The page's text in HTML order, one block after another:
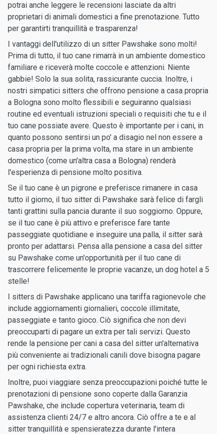
potrai anche leggere le recensioni lasciate da altri
proprietari di animali domestici a fine prenotazione. Tutto
per garantirti tranquillità e trasparenza!
I vantaggi dell'utilizzo di un sitter Pawshake sono molti!
Prima di tutto, il tuo cane rimarrà in un ambiente domestico
familiare e riceverà molte coccole e attenzioni. Niente
gabbie! Solo la sua solita, rassicurante cuccia. Inoltre, i
nostri simpatici sitters che offrono pensione a casa propria
a Bologna sono molto flessibili e seguiranno qualsiasi
routine ed eventuali istruzioni speciali o requisiti che tu e il
tuo cane possiate avere. Questo è importante per i cani, in
quanto possono sentirsi un po' a disagio nel non essere a
casa propria per la prima volta, ma stare in un ambiente
domestico (come un'altra casa a Bologna) renderà
l'esperienza di pensione molto positiva.
Se il tuo cane è un pigrone e preferisce rimanere in casa
tutto il giorno, il tuo sitter di Pawshake sarà felice di fargli
tanti grattini sulla pancia durante il suo soggiorno. Oppure,
se il tuo cane è più attivo e preferisce fare tante
passeggiate quotidiane e inseguire una palla, il sitter sarà
pronto per adattarsi. Pensa alla pensione a casa del sitter
su Pawshake come un'opportunità per il tuo cane di
trascorrere felicemente le proprie vacanze, un dog hotel a 5
stelle!
I sitters di Pawshake applicano una tariffa ragionevole che
include aggiornamenti giornalieri, coccole illimitate,
passeggiate e tanto gioco. Ciò significa che non devi
preoccuparti di pagare un extra per tali servizi. Questo
rende la pensione per cani a casa del sitter un'alternativa
più conveniente ai tradizionali canili dove bisogna pagare
per ogni richiesta extra.
Inoltre, puoi viaggiare senza preoccupazioni poiché tutte le
prenotazioni di pensione sono coperte dalla Garanzia
Pawshake, che include copertura veterinaria, team di
assistenza clienti 24/7 e altro ancora. Ciò offre a te e al
sitter tranquillità e spensieratezza durante l'intera